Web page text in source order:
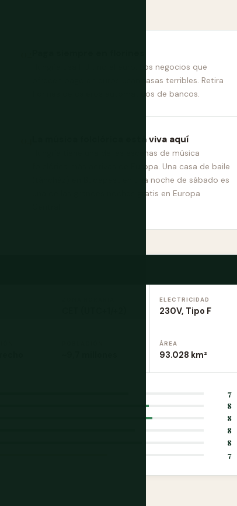
Hungría usa HUF, no el euro. Los negocios que
ofrecen pago en euros usan tasas terribles. Retira
florines de cajeros automáticos de bancos.
La música folclórica está viva aquí
Hungría tiene una de las escenas de música
folclórica más activas de Europa. Una casa de baile
(táncház) en Budapest en una noche de sábado es
una de las grandes noches gratis en Europa
ELECTRICIDAD
230V, Tipo F
ÁREA
93.028 km²
7
8
8
8
8
7